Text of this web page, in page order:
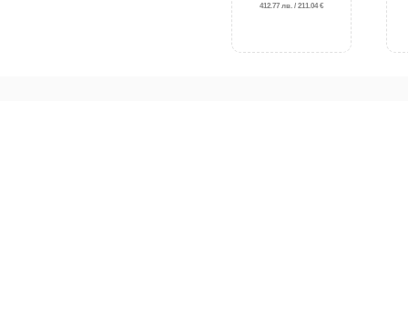
412.77 лв. / 211.04 €